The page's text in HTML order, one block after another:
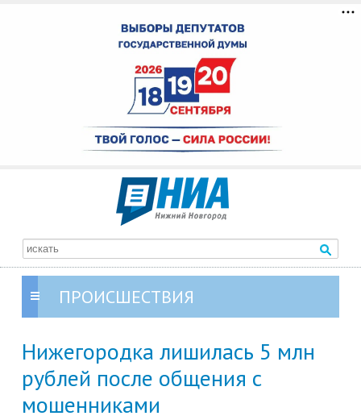
ПРОИСШЕСТВИЯ
Нижегородка лишилась 5 млн
рублей после общения с
мошенниками